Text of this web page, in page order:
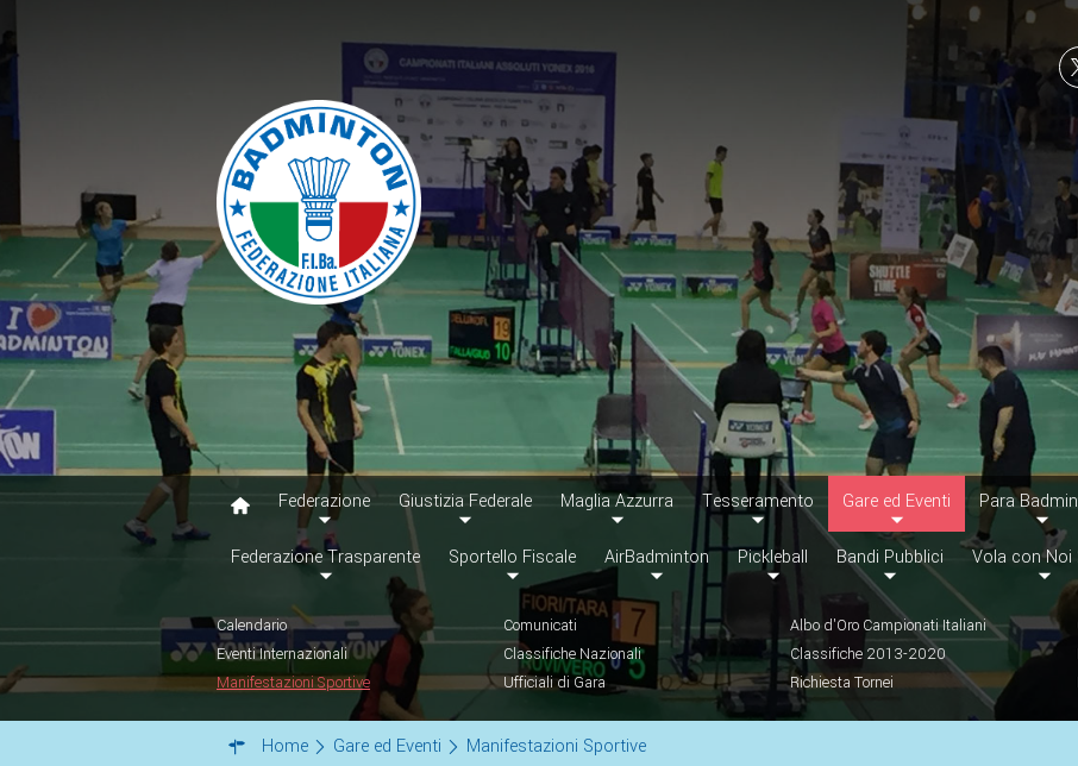
Federazione Giustizia Federale Maglia Azzurra Tesseramento Gare ed Eventi Para
Federazione Trasparente Sportello Fiscale AirBadminton Pickleball Bandi Pubblici Vola con Noi
Calendario Comunicati Albo d'Oro Campionati Italiani
Eventi Internazionali
Classifiche Nazionali Classifiche 2013-2020
Manifestazioni Sportive
Ufficiali di Gara Richiesta Tornei
Home Gare ed Eventi Manifestazioni Sportive